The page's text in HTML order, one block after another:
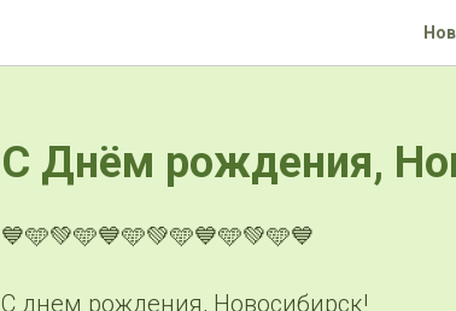
С Днём рождения,
💙🩵💚🩵💙🩵💚🩵💙🩵💚🩵💙
С днем рождения, Новосибирск!